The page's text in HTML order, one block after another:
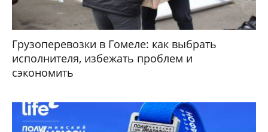
Грузоперевозки в Гомеле: как выбрать
исполнителя, избежать проблем и
сэкономить